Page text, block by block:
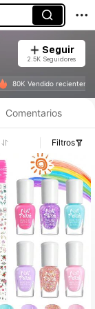
Seguir
2.5K Seguidores
80K Vendido
Comentarios
Filtros